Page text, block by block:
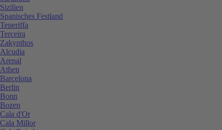
Sizilien
Spanisches Festland
Teneriffa
Terceira
Zakynthos
Alcudia
Arenal
Athen
Barcelona
Berlin
Bonn
Bozen
Cala d'Or
Cala Millor